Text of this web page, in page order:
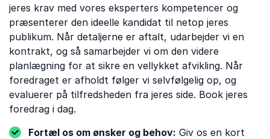
jeres krav med vores eksperters kompetencer og
præsenterer den ideelle kandidat til netop jeres
publikum. Når detaljerne er aftalt, udarbejder vi en
kontrakt, og så samarbejder vi om den videre
planlægning for at sikre en vellykket afvikling. Når
foredraget er afholdt følger vi selvfølgelig op, og
evaluerer på tilfredsheden fra jeres side. Book jeres
foredrag i dag.
Fortæl os om ønsker og behov: Giv os en kort